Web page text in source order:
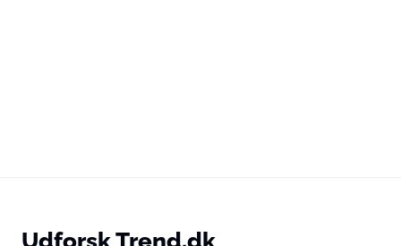
Udforsk Trend.dk